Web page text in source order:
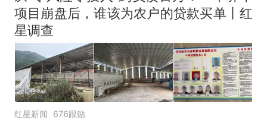
项目崩盘后，谁该为农户的贷款买单丨红
星调查
红星新闻 676跟贴